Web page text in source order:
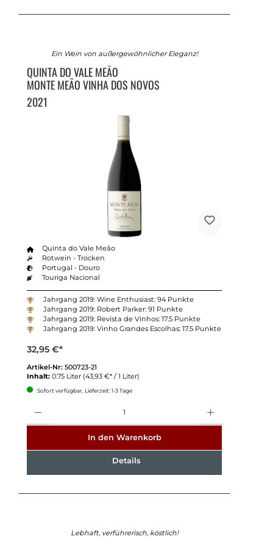
Ein Wein von außergewöhnlicher Eleganz!
QUINTA DO VALE MEÃO
MONTE MEÃO VINHA DOS NOVOS
2021
Quinta do Vale Meão
Rotwein - Trocken
Portugal - Douro
Touriga Nacional
Jahrgang 2019: Wine Enthusiast: 94 Punkte
Jahrgang 2019: Robert Parker: 91 Punkte
Jahrgang 2019: Revista de Vinhos: 17.5 Punkte
Jahrgang 2019: Vinho Grandes Escolhas: 17.5 Punkte
32,95 €*
Artikel-Nr: 500723-21
Inhalt: 0.75 Liter (43,93 €* / 1 Liter)
Sofort verfügbar, Lieferzeit: 1-3 Tage
In den Warenkorb
Details
Lebhaft, verführerisch, köstlich!